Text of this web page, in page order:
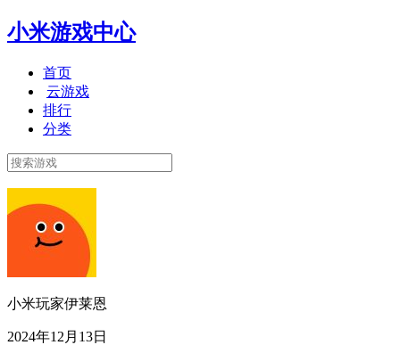
小米游戏中心
首页
云游戏
排行
分类
小米玩家伊莱恩
2024年12月13日